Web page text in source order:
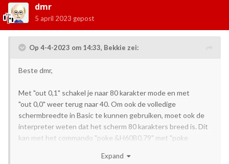
dmr
5 april 2023 gepost
Op 4-4-2023 om 14:33, Bekkie zei:
Beste dmr,
Met "out 0,1" schakel je naar 80 karakter mode en met
"out 0,0" weer terug naar 40. Om ook de volledige
schermbreedte in Basic te kunnen gebruiken, moet ook de
interpreter weten dat het scherm 80 karakters breed is. Dit
kan met het commando "poke &H60B0,79" met "poke
Expand